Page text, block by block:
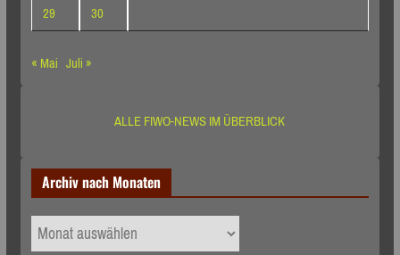
29
30
« Mai Juli »
ALLE FIWO-NEWS IM ÜBERBLICK
Archiv nach Monaten
Archiv
nach